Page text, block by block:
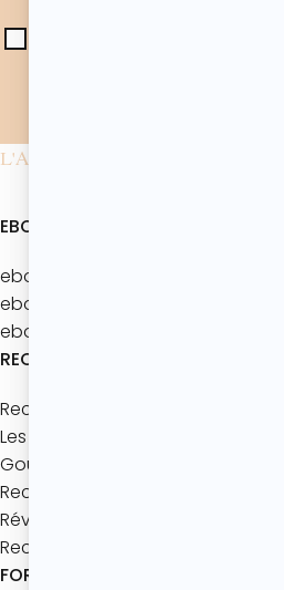
L'ATELIER DE ROXANE
EBOOKS
ebook : Batch’Goûters Les bases
ebook : Mes 40 recettes d’été
ebook : Les brunchs d'été
RECETTES
Recettes à thème
Les bases de pâtisserie
Goûters maison
Recettes express
Réveils gourmands
Recettes à partager
FORMATIONS